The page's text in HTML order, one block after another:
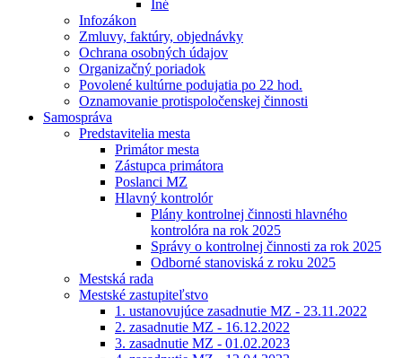
Iné
Infozákon
Zmluvy, faktúry, objednávky
Ochrana osobných údajov
Organizačný poriadok
Povolené kultúrne podujatia po 22 hod.
Oznamovanie protispoločenskej činnosti
Samospráva
Predstavitelia mesta
Primátor mesta
Zástupca primátora
Poslanci MZ
Hlavný kontrolór
Plány kontrolnej činnosti hlavného
kontrolóra na rok 2025
Správy o kontrolnej činnosti za rok 2025
Odborné stanoviská z roku 2025
Mestská rada
Mestské zastupiteľstvo
1. ustanovujúce zasadnutie MZ - 23.11.2022
2. zasadnutie MZ - 16.12.2022
3. zasadnutie MZ - 01.02.2023